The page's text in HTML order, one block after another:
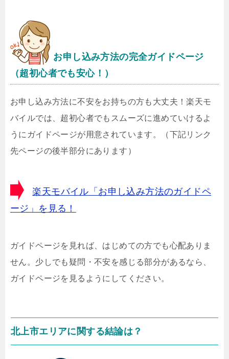
お申し込み方法の完全ガイドページ
（超初心者でも安心！）
お申し込み方法に不安をお持ちの方も大丈夫！楽天モ
バイルでは、超初心者でもスムーズに進めていけるよ
うにガイドページが用意されています。（下記リンク
先ページの後半部分にあります）
楽天モバイル「お申し込み方法のガイドペ
ージ」を見る！
ガイドページを見れば、はじめての方でも心配ありま
せん。少しでも疑問・不安を感じる部分があるなら、
ガイドページを見るようにしてください。
北上市エリアに関する結論は？